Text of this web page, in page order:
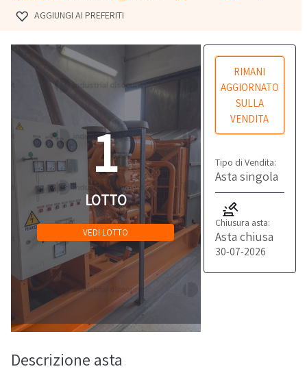
AGGIUNGI AI PREFERITI
1
LOTTO
VEDI LOTTO
RIMANI
AGGIORNATO
SULLA
VENDITA
Tipo di Vendita:
Asta singola
Chiusura asta:
Asta chiusa
30-07-2026
Descrizione asta